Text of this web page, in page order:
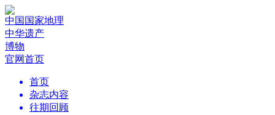
中国国家地理
中华遗产
博物
官网首页
首页
杂志内容
往期回顾